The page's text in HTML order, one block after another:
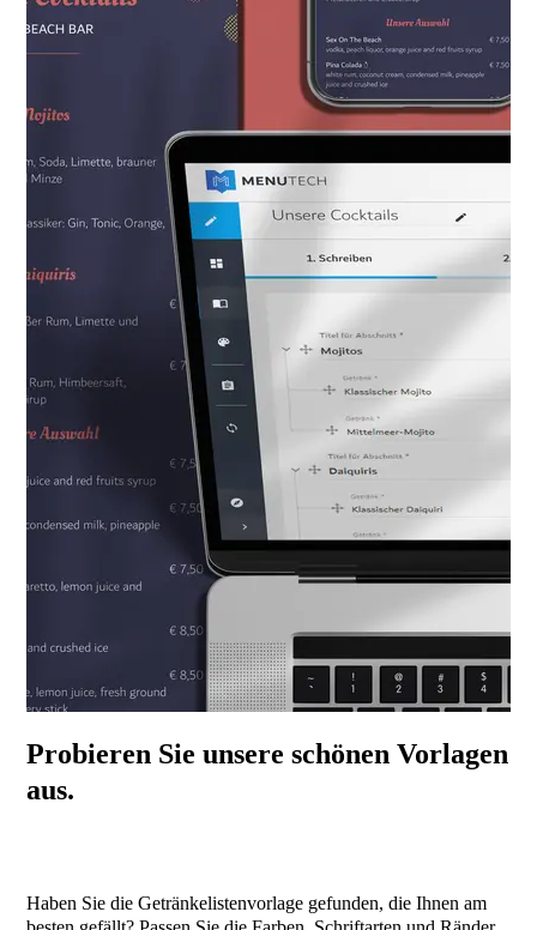
Probieren Sie unsere schönen Vorlagen
aus.
Haben Sie die Getränkelistenvorlage gefunden, die Ihnen am